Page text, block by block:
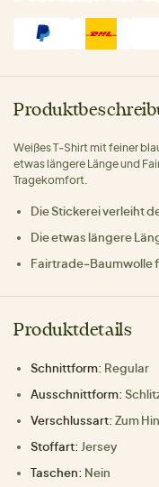
Weißes T‑Shirt mit feiner
etwas längere Länge und
Tragekomfort.
Die Stickerei verleiht
Die etwas längere
Fairtrade‑Baumwolle
Produktdetails
Schnittform: Regular
Ausschnittform:
Verschlussart: Zum
Stoffart: Jersey
Taschen: Nein